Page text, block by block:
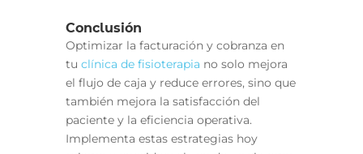
Conclusión
Optimizar la facturación y cobranza en
tu clínica de fisioterapia no solo mejora
el flujo de caja y reduce errores, sino que
también mejora la satisfacción del
paciente y la eficiencia operativa.
Implementa estas estrategias hoy